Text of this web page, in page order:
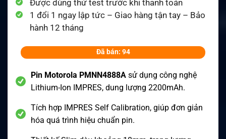
Được dùng thử test trước khi thanh toán
1 đổi 1 ngay lập tức – Giao hàng tận tay – Bảo
hành 12 tháng
Đã bán: 94
Pin Motorola PMNN4888A sử dụng công nghệ
Lithium-Ion IMPRES, dung lượng 2200mAh.
Tích hợp IMPRES Self Calibration, giúp đơn giản
hóa quá trình hiệu chuẩn pin.